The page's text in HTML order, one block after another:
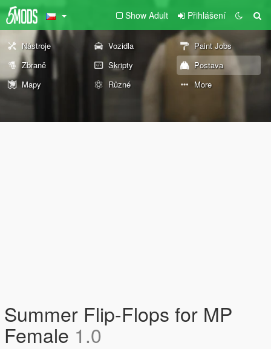
Show Adult Přihlášení
Nástroje Vozidla
Paint Jobs
Zbraně
Skripty
Postava
Mapy
Různé More
Summer Flip-Flops for MP
Female 1.0